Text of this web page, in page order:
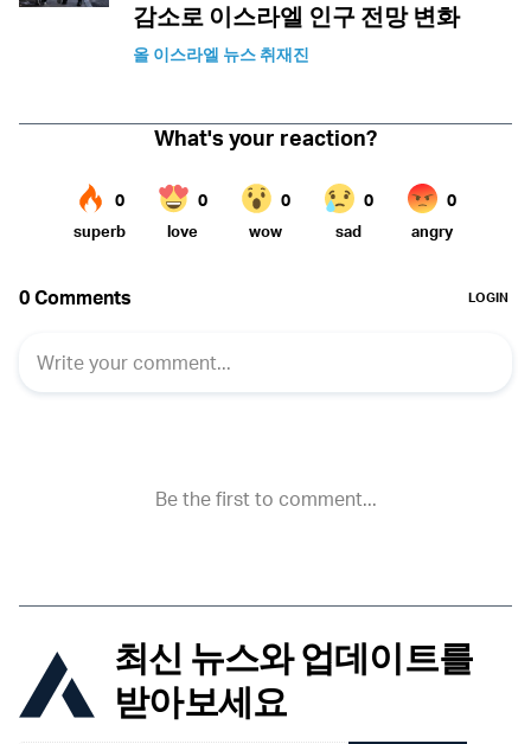
감소로 이스라엘 인구 전망 변화
올 이스라엘 뉴스 취재진
최신 뉴스와 업데이트를
받아보세요